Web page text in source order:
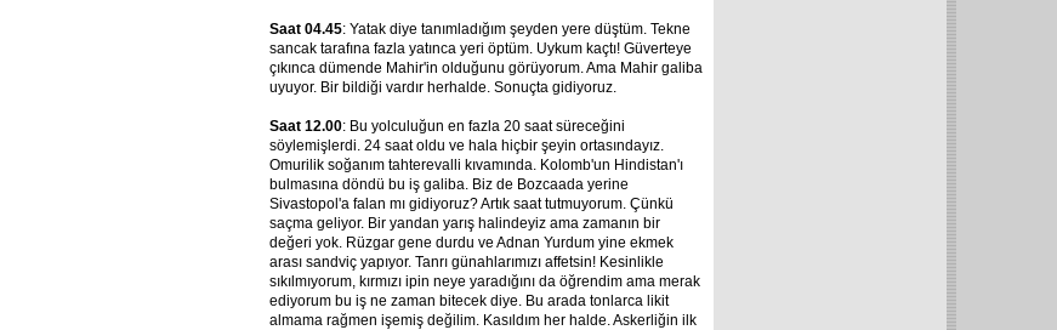
Saat 04.45: Yatak diye tanımladığım şeyden yere düştüm. Tekne
sancak tarafına fazla yatınca yeri öptüm. Uykum kaçtı! Güverteye
çıkınca dümende Mahir'in olduğunu görüyorum. Ama Mahir galiba
uyuyor. Bir bildiği vardır herhalde. Sonuçta gidiyoruz.
Saat 12.00: Bu yolculuğun en fazla 20 saat süreceğini
söylemişlerdi. 24 saat oldu ve hala hiçbir şeyin ortasındayız.
Omurilik soğanım tahterevalli kıvamında. Kolomb'un Hindistan'ı
bulmasına döndü bu iş galiba. Biz de Bozcaada yerine
Sivastopol'a falan mı gidiyoruz? Artık saat tutmuyorum. Çünkü
saçma geliyor. Bir yandan yarış halindeyiz ama zamanın bir
değeri yok. Rüzgar gene durdu ve Adnan Yurdum yine ekmek
arası sandviç yapıyor. Tanrı günahlarımızı affetsin! Kesinlikle
sıkılmıyorum, kırmızı ipin neye yaradığını da öğrendim ama merak
ediyorum bu iş ne zaman bitecek diye. Bu arada tonlarca likit
almama rağmen işemiş değilim. Kasıldım her halde. Askerliğin ilk